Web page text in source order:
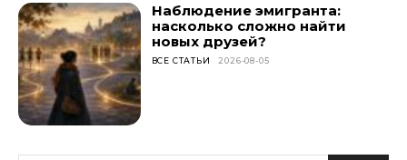
Наблюдение эмигранта:
насколько сложно найти
новых друзей?
ВСЕ СТАТЬИ 2026-08-05